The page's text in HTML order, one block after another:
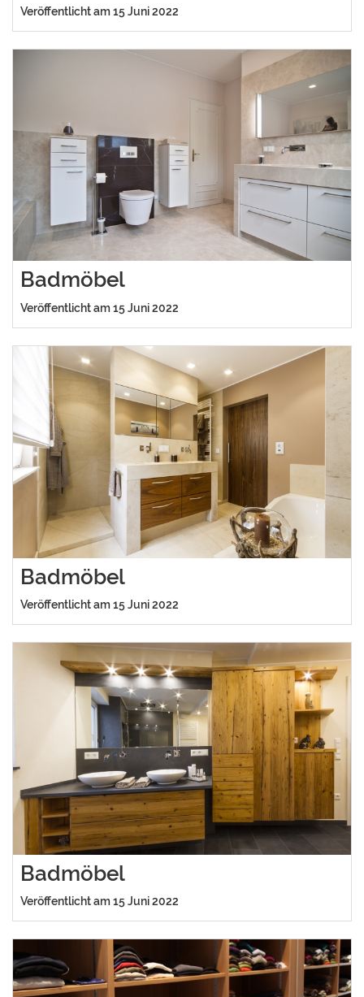
Veröffentlicht am 15 Juni 2022
Badmöbel
Veröffentlicht am 15 Juni 2022
Badmöbel
Veröffentlicht am 15 Juni 2022
Badmöbel
Veröffentlicht am 15 Juni 2022